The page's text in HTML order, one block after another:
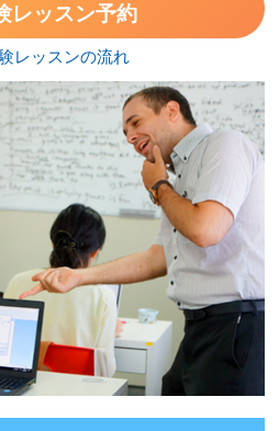
レッスン予約
レッスンの流れ